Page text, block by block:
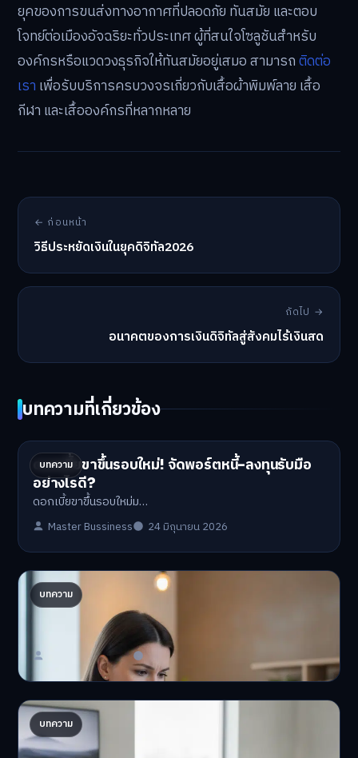
ยุคของการขนส่งทางอากาศที่ปลอดภัย ทันสมัย และตอบ
โจทย์ต่อเมืองอัจฉริยะทั่วประเทศ ผู้ที่สนใจโซลูชันสำหรับ
องค์กรหรือแวดวงธุรกิจให้ทันสมัยอยู่เสมอ สามารถติดต่อ
เรา เพื่อรับบริการครบวงจรเกี่ยวกับเสื้อผ้าพิมพ์ลาย เสื้อ
กีฬา และเสื้อองค์กรที่หลากหลาย
← ก่อนหน้า
วิธีประหยัดเงินในยุคดิจิทัล2026
ถัดไป →
อนาคตของการเงินดิจิทัลสู่สังคมไร้เงินสด
บทความที่เกี่ยวข้อง
บทความ
ดอกเบี้ยขาขึ้นรอบใหม่! จัดพอร์ตหนี้-ลงทุนรับมือ
อย่างไรดี?
ดอกเบี้ยขาขึ้นรอบใหม่ม…
Master Bussiness 24 มิถุนายน 2026
บทความ
ปรับพอร์ตรับ ‘เงินดิจิทัล 2.0’ จัดสรรงบอย่างไรไม่
ให้พัง
'เงินดิจิทัล 2.0' มาแล…
Master Bussiness 23 มิถุนายน 2026
บทความ
AI จัดพอร์ตให้ปัง! เทรนด์ลงทุนยุคใหม่ ไม่ต้องเฝ้า
จอ